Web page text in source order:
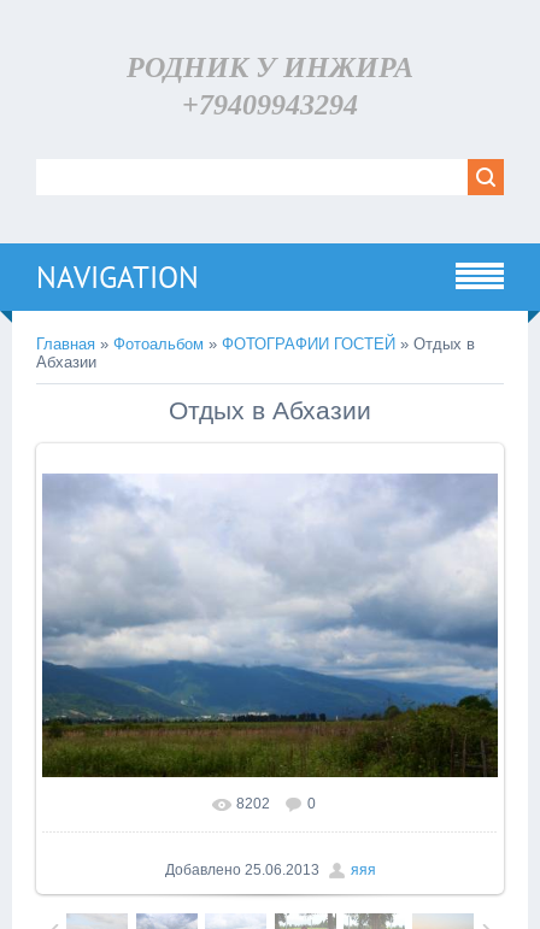
РОДНИК У ИНЖИРА
+79409943294
NAVIGATION
Главная » Фотоальбом » ФОТОГРАФИИ ГОСТЕЙ » Отдых в
Абхазии
Отдых в Абхазии
В реальном размере 1600x1066
8202 0
Добавлено 25.06.2013 яяя